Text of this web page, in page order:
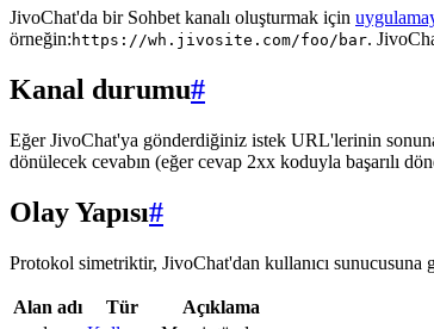
JivoChat'da bir Sohbet kanalı oluşturmak için
örneğin: https://wh.jivosite.com/foo/bar.
Kanal durumu#
Eğer JivoChat'ya gönderdiğiniz istek URL'lerinin
dönülecek cevabın (eğer cevap 2xx koduyla başarılı
Olay Yapısı#
Protokol simetriktir, JivoChat'dan kullanıcı sunucusuna
Alan adı Tür
Açıklama